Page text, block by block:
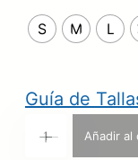
g
n
a
S M L
Guía de
Añadir al